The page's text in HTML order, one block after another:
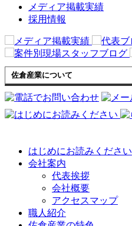
メディア掲載実績
採用情報
佐倉産業について
はじめにお読みください
会社案内
代表挨拶
会社概要
アクセスマップ
職人紹介